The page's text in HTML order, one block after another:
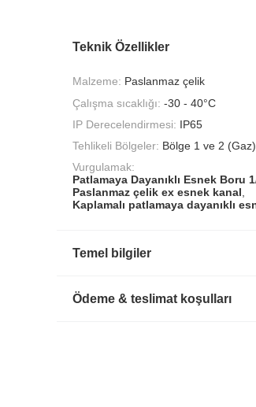
Teknik Özellikler
Malzeme: Paslanmaz çelik
Çalışma sıcaklığı: -30 - 40°C
IP Derecelendirmesi: IP65
Tehlikeli Bölgeler: Bölge 1 ve 2
Vurgulamak:
Patlamaya Dayanıklı Esnek Boru
Paslanmaz çelik ex esnek kanal,
Kaplamalı patlamaya dayanıklı
Temel bilgiler
Ödeme & teslimat koşulları